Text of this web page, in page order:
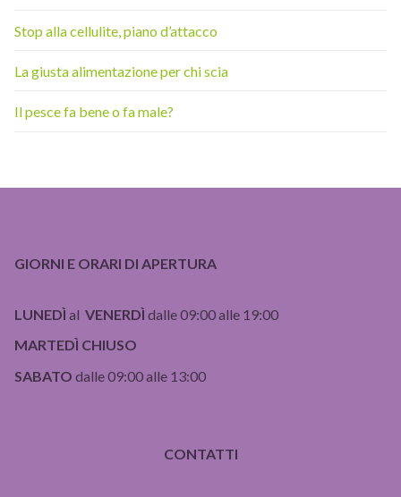
Stop alla cellulite, piano d’attacco
La giusta alimentazione per chi scia
Il pesce fa bene o fa male?
GIORNI E ORARI DI APERTURA
LUNEDÌ al VENERDÌ dalle 09:00 alle 19:00
MARTEDÌ CHIUSO
SABATO dalle 09:00 alle 13:00
CONTATTI